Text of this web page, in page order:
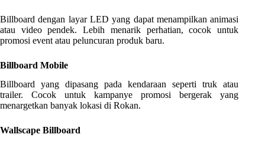
Billboard dengan layar LED yang dapat menampilkan animasi
atau video pendek. Lebih menarik perhatian, cocok untuk
promosi event atau peluncuran produk baru.
Billboard Mobile
Billboard yang dipasang pada kendaraan seperti truk atau
trailer. Cocok untuk kampanye promosi bergerak yang
menargetkan banyak lokasi di Rokan.
Wallscape Billboard